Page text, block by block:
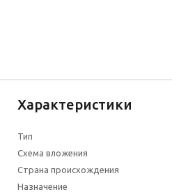
Характеристики
Тип
Схема вложения
Страна происхождения
Назначение